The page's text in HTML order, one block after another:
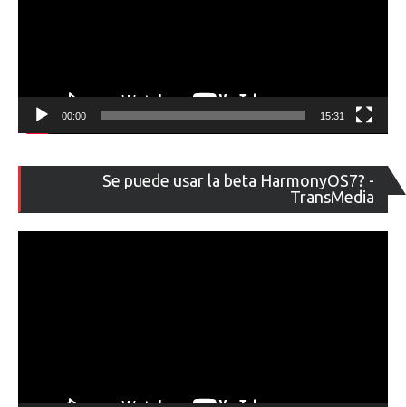
00:00 15:31
Se puede usar la beta HarmonyOS7? -
TransMedia
de